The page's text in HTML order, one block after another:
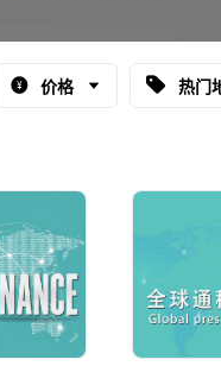
价格 热门